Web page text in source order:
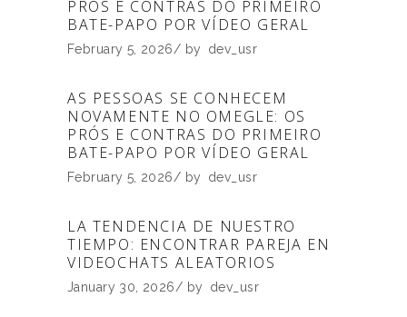
PRÓS E CONTRAS DO PRIMEIRO
BATE-PAPO POR VÍDEO GERAL
February 5, 2026 by dev_usr
AS PESSOAS SE CONHECEM
NOVAMENTE NO OMEGLE: OS
PRÓS E CONTRAS DO PRIMEIRO
BATE-PAPO POR VÍDEO GERAL
February 5, 2026 by dev_usr
LA TENDENCIA DE NUESTRO
TIEMPO: ENCONTRAR PAREJA EN
VIDEOCHATS ALEATORIOS
January 30, 2026 by dev_usr